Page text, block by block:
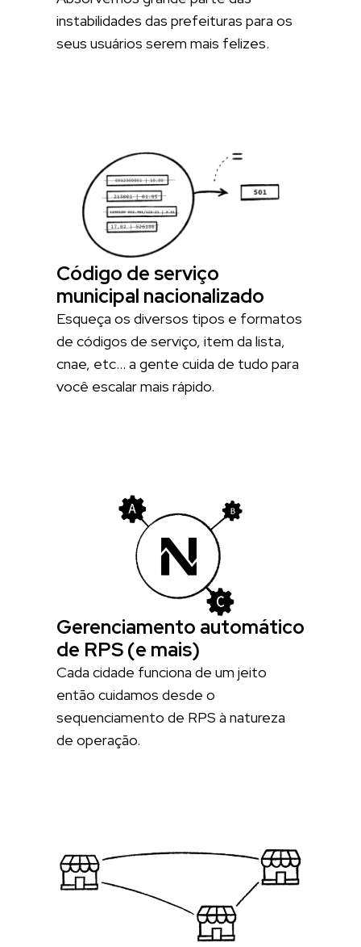
instabilidades das prefeituras para os
seus usuários serem mais felizes.
Código de serviço
municipal nacionalizado
Esqueça os diversos tipos e formatos
de códigos de serviço, item da lista,
cnae, etc… a gente cuida de tudo para
você escalar mais rápido.
Gerenciamento automático
de RPS (e mais)
Cada cidade funciona de um jeito
então cuidamos desde o
sequenciamento de RPS à natureza
de operação.